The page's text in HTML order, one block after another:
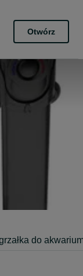
Otwórz
do